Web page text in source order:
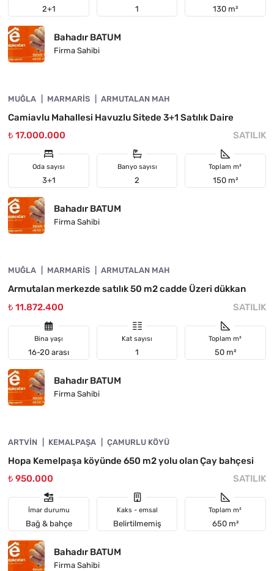
2+1 1 130 m²
Bahadır BATUM
Firma Sahibi
ÖNE ÇIKAN
MUĞLA MARMARIS ARMUTALAN MAH
Camiavlu Mahallesi Havuzlu Sitede 3+1 Satılık Daire
₺ 17.000.000
SATILIK
Oda sayısı
3+1
Banyo sayısı
2
Toplam m²
150 m²
Bahadır BATUM
Firma Sahibi
ÖNE ÇIKAN
MUĞLA MARMARIS ARMUTALAN MAH
Armutalan merkezde satılık 50 m2 cadde Üzeri dükkan
₺ 11.872.400
SATILIK
Bina yaşı
16-20 arası
Kat sayısı
1
Toplam m²
50 m²
Bahadır BATUM
Firma Sahibi
ACIL
ARTVIN KEMALPAŞA ÇAMURLU KÖYÜ
Hopa Kemelpaşa köyünde 650 m2 yolu olan Çay bahçesi
₺ 950.000
SATILIK
İmar durumu
Bağ & bahçe
Kaks - emsal
Belirtilmemiş
Toplam m²
650 m²
Bahadır BATUM
Firma Sahibi